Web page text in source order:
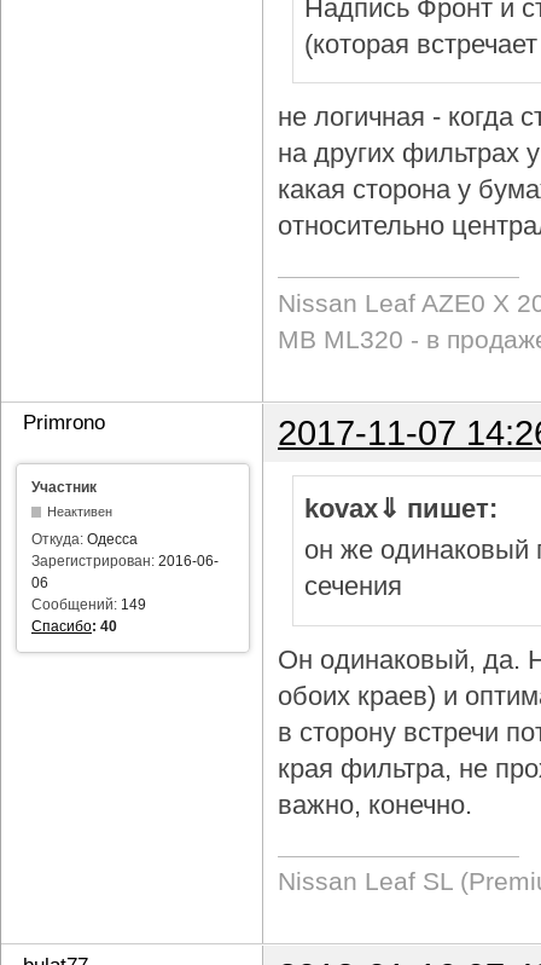
Надпись Фронт и
(которая
не логичная - когда
на других фильтрах
какая сторона у
относительно
Nissan Leaf AZE0 X
MB ML320 - в
Primrono 2017-11-07
Участник
Неактивен
Откуда: Одесса
Зарегистрирован: 2016-06-
06
Сообщений: 149
Спасибо: 40
kovax⇓ пишет:
он же одинаковый
сечения
Он одинаковый, да.
обоих краев) и
в сторону встречи
края фильтра, не
важно, конечно.
Nissan Leaf SL